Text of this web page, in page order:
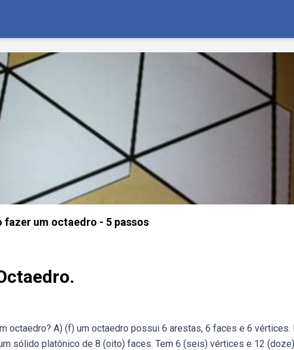
fazer um octaedro - 5 passos
octaedro? A) (f) um octaedro possui 6 arestas, 6 faces e 6 vértices.
sólido platônico de 8 (oito) faces. Tem 6 (seis) vértices e 12 (doze)